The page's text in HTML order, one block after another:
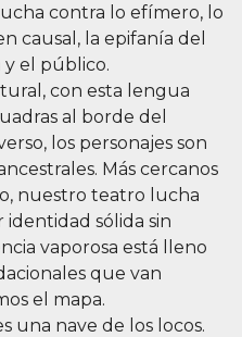
contra lo efímero, lo
causal, la epifanía del
el público.
con esta lengua
al borde del
los personajes son
Más cercanos
nuestro teatro lucha
sólida sin
vaporosa está lleno
que van
el mapa.
una nave de los locos.